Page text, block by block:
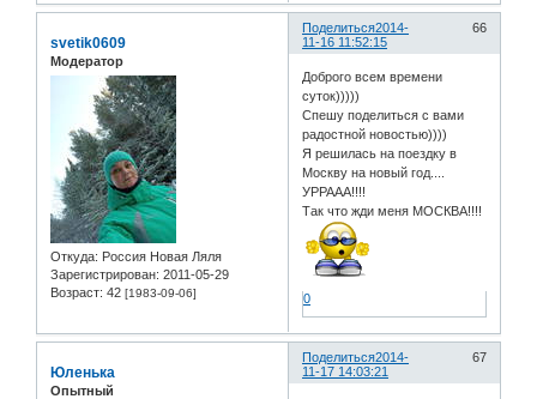
Поделиться 66
2014-
11-16 11:52:15
svetik0609
Модератор
Откуда: Россия Новая Ляля
Зарегистрирован: 2011-05-29
Возраст: 42 [1983-09-06]
Доброго всем времени
суток)))))
Спешу поделиться с вами
радостной новостью))))
Я решилась на поездку в
Москву на новый год....
УРРААА!!!!
Так что жди меня МОСКВА!!!!
0
Поделиться 67
2014-
11-17 14:03:21
Юленька
Опытный